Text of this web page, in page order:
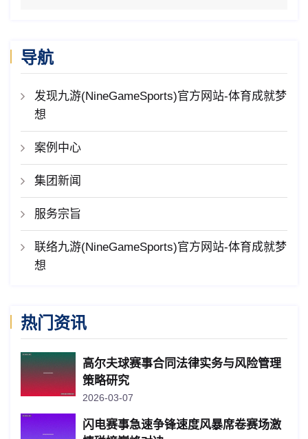
导航
发现九游(NineGameSports)官方网站-体育成就梦
想
案例中心
集团新闻
服务宗旨
联络九游(NineGameSports)官方网站-体育成就梦
想
热门资讯
高尔夫球赛事合同法律实务与风险管理
策略研究
2026-03-07
闪电赛事急速争锋速度风暴席卷赛场激